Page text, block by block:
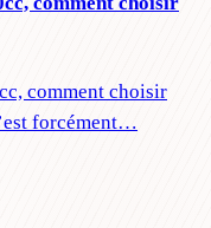
comment choisir
forcément…